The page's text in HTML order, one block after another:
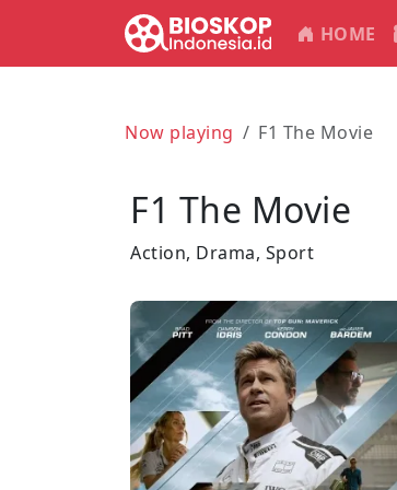
HOME
Now playing F1 The Movie
F1 The Movie
Action, Drama, Sport